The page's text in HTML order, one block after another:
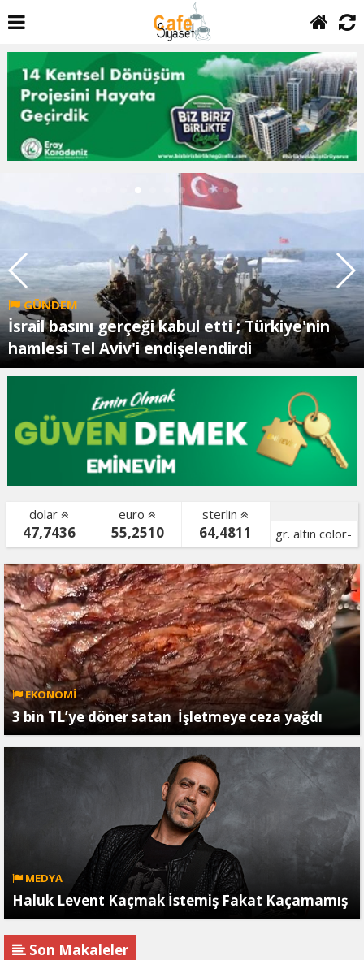
SİYASET
Kılıçdaroğlu Kurultayda yeniden aday olacak
mı?
dolar
47,7436
euro
55,2510
sterlin
64,4811
gr. altın color-
bist color-
EKONOMİ
3 bin TL’ye döner satan İşletmeye ceza yağdı
MEDYA
Haluk Levent Kaçmak İstemiş Fakat Kaçamamış
Son Makaleler